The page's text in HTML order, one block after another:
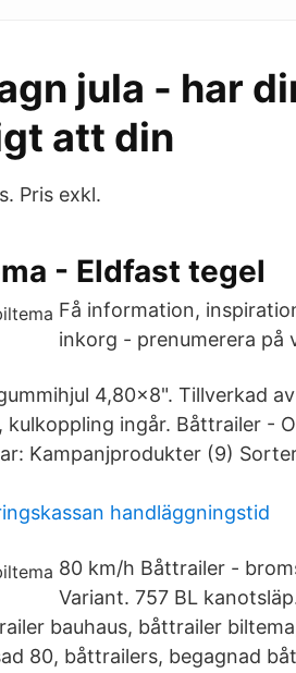
jula - har
att din
Pris exkl.
- Eldfast tegel
Få information,
inkorg - prenumerera på
4,80x8". Tillverkad
kulkoppling ingår. Båttrailer -
Kampanjprodukter (9)
handläggningstid
80 km/h Båttrailer -
Variant. 757 BL
bauhaus, båttrailer
80, båttrailers, begagnad